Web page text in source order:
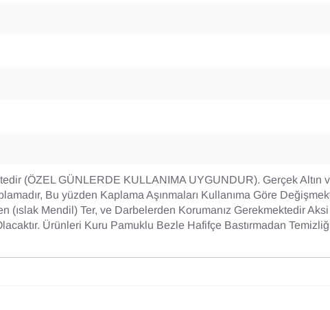
(ÖZEL GÜNLERDE KULLANIMA UYGUNDUR). Gerçek Altın
Bu yüzden Kaplama Aşınmaları Kullanıma Göre
(ıslak Mendil) Ter, ve Darbelerden Korumanız Gerekmektedir
Ürünleri Kuru Pamuklu Bezle Hafifçe Bastırmadan